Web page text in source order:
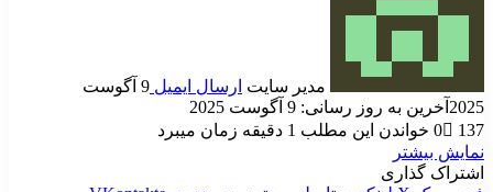
مدیر سایت ارسال ایمیل
9 آگوست
2025 آخرین به روز رسانی: 9 آگوست 2025
0
137
خواندن این مطلب 1 دقیقه زمان میبرد
نمایش بیشتر
اشتراک گذاری